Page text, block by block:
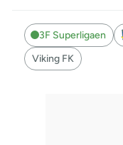
3F Superligaen
Viking FK